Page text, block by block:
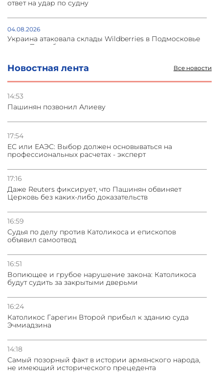
Новостная лента Все новости
14:53
Пашинян позвонил Алиеву
17:54
ЕС или ЕАЭС: Выбор должен основываться на
профессиональных расчетах - эксперт
17:16
Даже Reuters фиксирует, что Пашинян обвиняет
Церковь без каких-либо доказательств
16:59
Судья по делу против Католикоса и епископов
объявил самоотвод
16:51
Вопиющее и грубое нарушение закона: Католикоса
будут судить за закрытыми дверьми
16:24
Католикос Гарегин Второй прибыл к зданию суда
Эчмиадзина
14:18
Самый позорный факт в истории армянского народа,
не имеющий исторического прецедента
ответ на удар по судну
04.08.2026
Украина атаковала склады Wildberries в Подмосковье
и под Петербургом
03.08.2026
Стратегия безопасности ОДКБ допускает применение
Азербайджане
31.07.2026
Сотрудничество и очереди – детали визита главы
погрануправления СНБ Армении в Тбилиси